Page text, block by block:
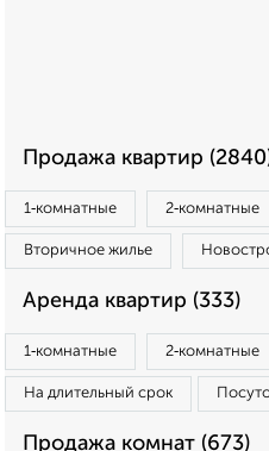
Продажа квартир
1‑комнатные 2‑комнатные
Вторичное жилье
Аренда квартир (333)
1‑комнатные 2‑комнатные
На длительный срок
Продажа комнат (673)